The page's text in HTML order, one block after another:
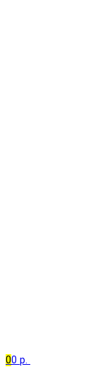
00 р.